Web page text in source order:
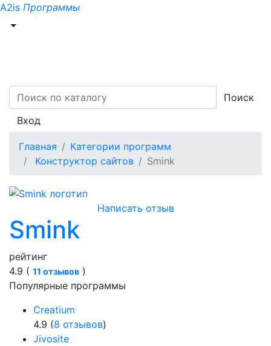
A2is Программы
Поиск
Вход
Главная
Категории программ
Конструктор сайтов
Smink
Написать отзыв
Smink
рейтинг
4.9 ( 11 отзывов )
Популярные программы
Creatium
4.9 (8 отзывов)
Jivosite